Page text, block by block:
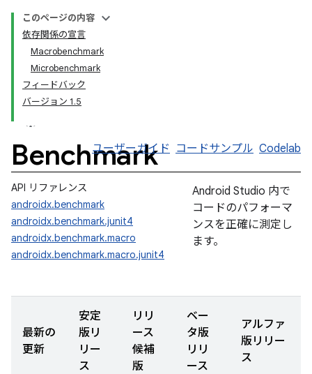
このページの内容
依存関係の宣言
Macrobenchmark
Microbenchmark
フィードバック
バージョン 1.5
Benchmark
ユーザーガイド コードサンプル Codelab
API リファレンス
androidx.benchmark
androidx.benchmark.junit4
androidx.benchmark.macro
androidx.benchmark.macro.junit4
Android Studio 内で
コードのパフォーマ
ンスを正確に測定し
ます。
最新の
更新
安定
版リ
リー
ス
リリ
ース
候補
版
ベー
タ版
リリ
ース
アルファ
版リリー
ス